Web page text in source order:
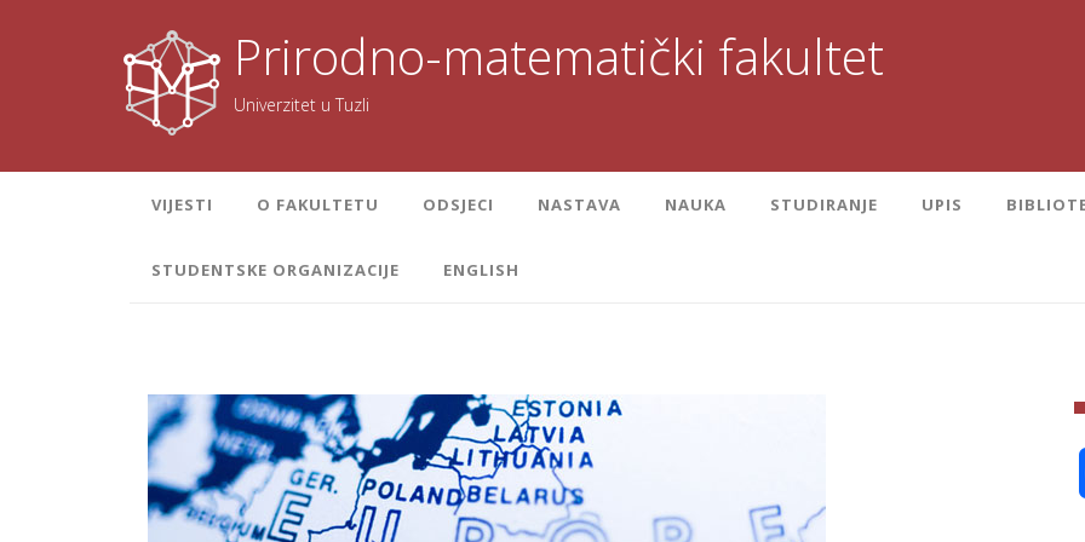
Prirodno-matematički fakultet
Univerzitet u Tuzli
VIJESTI O FAKULTETU ODSJECI NASTAVA NAUKA STUDIRANJE UPIS
STUDENTSKE ORGANIZACIJE ENGLISH